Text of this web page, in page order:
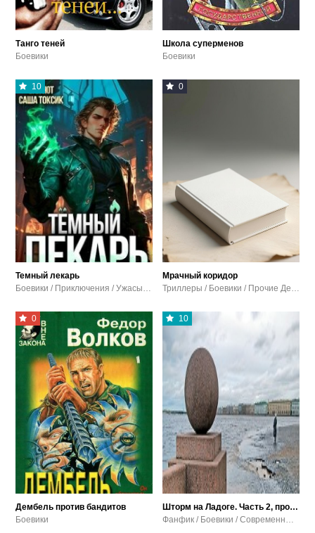
Танго теней
Боевики
Школа суперменов
Боевики
10
Темный лекарь
0
Мрачный коридор
0
Дембель против бандитов
Боевики
10
Шторм на Ладоге. Часть 2, продолжение
Фанфик / Боевики / Современный любовный роман